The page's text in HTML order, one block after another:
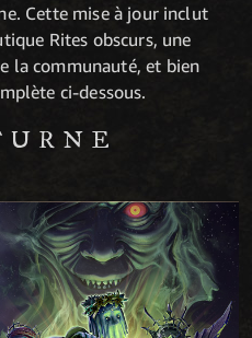
Cette mise à jour inclut
Rites obscurs, une
la communauté, et bien
ci-dessous.